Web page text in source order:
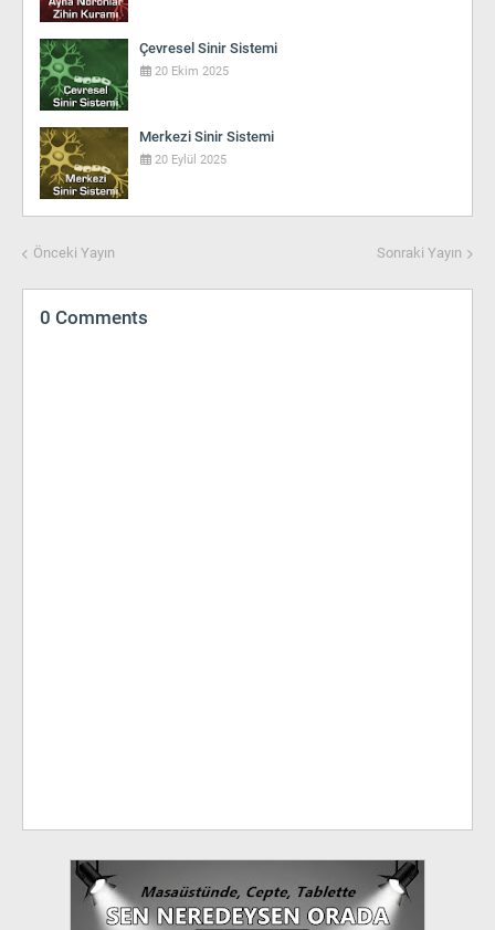
Çevresel Sinir Sistemi
20 Ekim 2025
Merkezi Sinir Sistemi
20 Eylül 2025
Önceki Yayın Sonraki Yayın
0 Comments